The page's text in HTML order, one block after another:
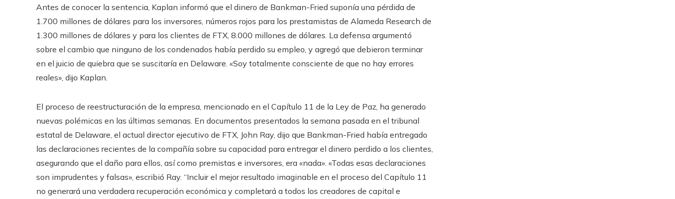
Antes de conocer la sentencia, Kaplan informó que el dinero de Bankman-Fried suponía una pérdida de
1.700 millones de dólares para los inversores, números rojos para los prestamistas de Alameda Research de
1.300 millones de dólares y para los clientes de FTX, 8.000 millones de dólares. La defensa argumentó
sobre el cambio que ninguno de los condenados había perdido su empleo, y agregó que debieron terminar
en el juicio de quiebra que se suscitaría en Delaware. «Soy totalmente consciente de que no hay errores
reales», dijo Kaplan.
El proceso de reestructuración de la empresa, mencionado en el Capítulo 11 de la Ley de Paz, ha generado
nuevas polémicas en las últimas semanas. En documentos presentados la semana pasada en el tribunal
estatal de Delaware, el actual director ejecutivo de FTX, John Ray, dijo que Bankman-Fried había entregado
las declaraciones recientes de la compañía sobre su capacidad para entregar el dinero perdido a los clientes,
asegurando que el daño para ellos, así como premistas e inversores, era «nada». «Todas esas declaraciones
son imprudentes y falsas», escribió Ray. “Incluir el mejor resultado imaginable en el proceso del Capítulo 11
no generará una verdadera recuperación económica y completará a todos los creadores de capital e